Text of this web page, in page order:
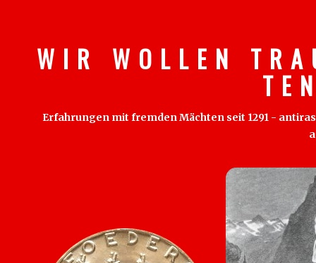
W I R W O L L E N T R
T E
Erfahrungen mit fremden Mächten seit 1291 -